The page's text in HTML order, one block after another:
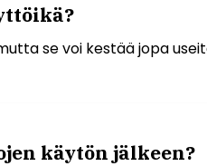
se voi kestää jopa
käytön jälkeen?